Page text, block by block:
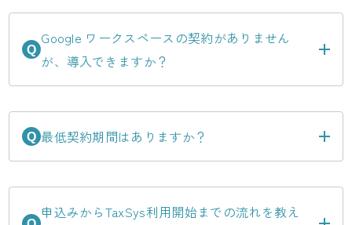
お申し付けください。
Q
Google ワークスペースの契約がありません
が、導入できますか？
A
原則としてGWSの契約を前提としています。別途
GWSの契約をお願いしています。詳しくは担当に
お尋ねください。
Q 最低契約期間はありますか？
A
ャンペーンの返金条件に該当した場合、解約及び
申込みからTaxSys利用開始までの流れを教え
WEBからサービス説明の予約をしていただき、そ